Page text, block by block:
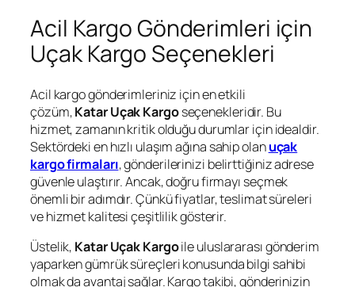
Acil Kargo Gönderimleri için
Uçak Kargo Seçenekleri
Acil kargo gönderimleriniz için en etkili
çözüm,Katar Uçak Kargoseçenekleridir. Bu
hizmet, zamanın kritik olduğu durumlar için idealdir.
Sektördeki en hızlı ulaşım ağına sahip olanuçak
kargo firmaları, gönderilerinizi belirttiğiniz adrese
güvenle ulaştırır. Ancak, doğru firmayı seçmek
önemli bir adımdır. Çünkü fiyatlar, teslimat süreleri
ve hizmet kalitesi çeşitlilik gösterir.
Üstelik, Katar Uçak Kargoile uluslararası gönderim
yaparken gümrük süreçleri konusunda bilgi sahibi
olmak da avantaj sağlar. Kargo takibi, gönderinizin